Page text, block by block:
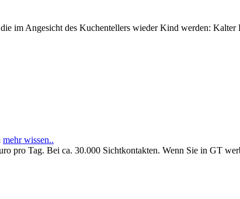
im Angesicht des Kuchentellers wieder Kind werden: Kalter
mehr wissen..
pro Tag. Bei ca. 30.000 Sichtkontakten. Wenn Sie in GT